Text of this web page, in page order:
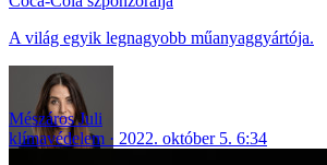
A világ egyik legnagyobb műanyaggyártója.
Mészáros Juli
klímavédelem
2022. október 5. 6:34